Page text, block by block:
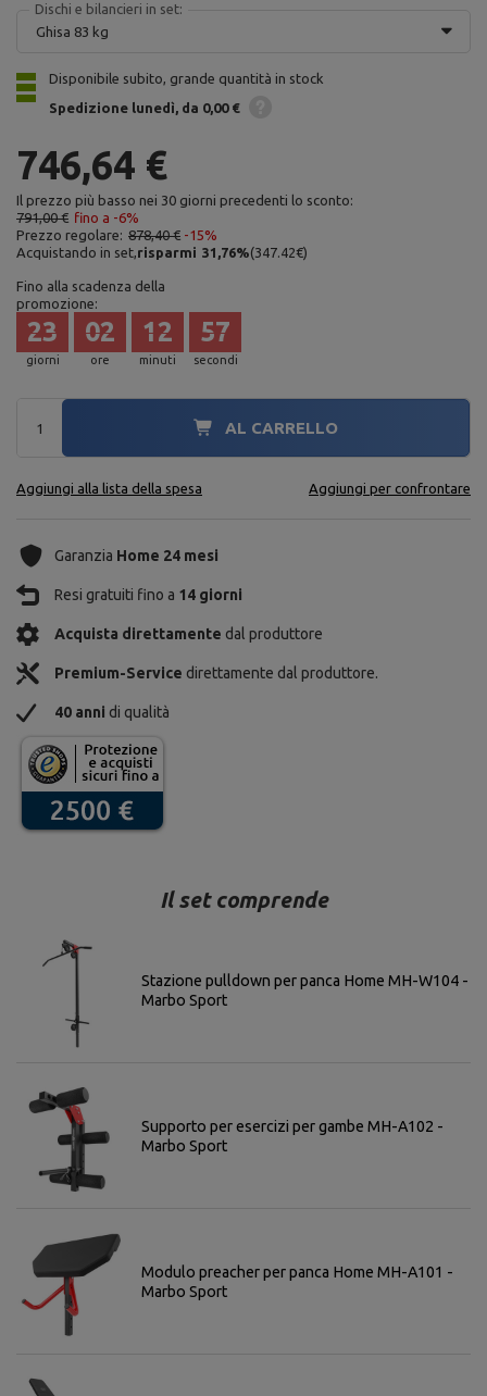
Dischi e bilancieri in set:
Ghisa 83 kg
Disponibile subito, grande quantità in stock
Spedizione lunedì da 0,00 €
746,64 €
Il prezzo più basso nei 30 giorni precedenti lo sconto:
791,00 € fino a -6%
Prezzo regolare: 878,40 € -15%
Acquistando in set,risparmi 31,76%(347.42€)
Fino alla scadenza della
promozione:
giorni
23
ore
02
minuti
12
secondi
56
AL CARRELLO
Aggiungi alla lista della spesa Aggiungi per confrontare
Garanzia Home 24 mesi
Resi gratuiti fino a 14 giorni
Acquista direttamente dal produttore
Premium-Service direttamente dal produttore.
40 anni di qualità
Il set comprende
Stazione pulldown per panca Home MH-W104 -
Marbo Sport
Supporto per esercizi per gambe MH-A102 -
Marbo Sport
Modulo preacher per panca Home MH-A101 -
Marbo Sport